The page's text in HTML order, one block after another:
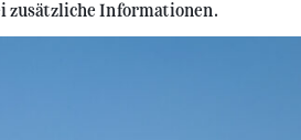
zusätzliche Informationen.